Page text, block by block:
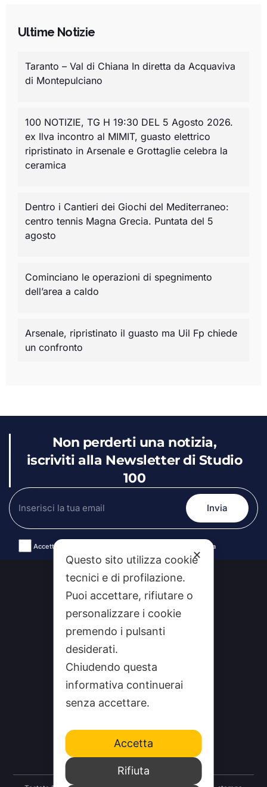
Ultime Notizie
Taranto – Val di Chiana In diretta da Acquaviva
di Montepulciano
100 NOTIZIE, TG H 19:30 DEL 5 Agosto 2026.
ex Ilva incontro al MIMIT, guasto elettrico
ripristinato in Arsenale e Grottaglie celebra la
ceramica
Dentro i Cantieri dei Giochi del Mediterraneo:
centro tennis Magna Grecia. Puntata del 5
agosto
Cominciano le operazioni di spegnimento
dell’area a caldo
Arsenale, ripristinato il guasto ma Uil Fp chiede
un confronto
Non perderti una notizia,
iscriviti alla Newsletter di Studio
100
Accetto le condizioni generali e la politica di riservatezza
CHI SIAMO
FEEDRSS
SEGNALA A STUDIO100
✕
Questo sito utilizza cookie
tecnici e di profilazione.
Puoi accettare, rifiutare o
personalizzare i cookie
premendo i pulsanti
desiderati.
Chiudendo questa
informativa continuerai
senza accettare.
Accetta
Rifiuta